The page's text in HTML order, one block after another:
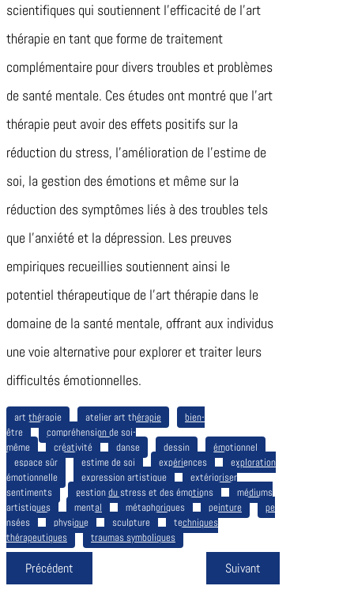
scientifiques qui soutiennent l’efficacité de l’art
thérapie en tant que forme de traitement
complémentaire pour divers troubles et problèmes
de santé mentale. Ces études ont montré que l’art
thérapie peut avoir des effets positifs sur la
réduction du stress, l’amélioration de l’estime de
soi, la gestion des émotions et même sur la
réduction des symptômes liés à des troubles tels
que l’anxiété et la dépression. Les preuves
empiriques recueillies soutiennent ainsi le
potentiel thérapeutique de l’art thérapie dans le
domaine de la santé mentale, offrant aux individus
une voie alternative pour explorer et traiter leurs
difficultés émotionnelles.
art thérapie atelier art thérapie
bien-
être
compréhension de soi-
même
créativité danse dessin
émotionnel
espace sûr
estime de soi expériences
exploration
émotionnelle
expression artistique
extérioriser
sentiments
gestion du stress et des émotions
médiums
artistiques
mental métaphoriques peinture
pe
nsées
physique sculpture
techniques
thérapeutiques
traumas symboliques
Précédent Suivant